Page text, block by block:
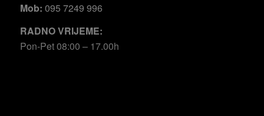
Mob: 095 7249 996
RADNO VRIJEME:
Pon-Pet 08:00 – 17.00h